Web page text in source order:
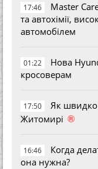
17:46
Master
та автохімії,
автомобілем
01:22
Нова
кросоверам
17:50
Як швидко
Житомирі ®
16:46
Когда
она нужна?